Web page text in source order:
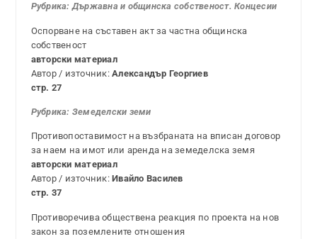
Рубрика:Държавна и общинска собственост. Концесии
Оспорване на съставен акт за частна общинска
собственост
авторски материал
Автор / източник:Александър Георгиев
стр. 27
Рубрика: Земеделски земи
Противопоставимост на възбраната на вписан договор
за наем на имот или аренда на земеделска земя
авторски материал
Автор / източник:Ивайло Василев
стр. 37
Противоречива обществена реакция по проекта на нов
закон за поземлените отношения